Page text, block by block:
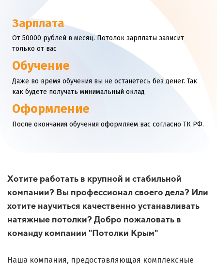
Зарплата
От 50000 рублей в месяц. Потолок зарплаты зависит
только от вас
Обучение
Даже во время обучения вы не останетесь без денег. Так
как будете получать минимальный оклад
Оформление
После окончания обучения оформляем вас согласно ТК РФ.
Хотите работать в крупной и стабильной
компании? Вы профессионал своего дела? Или
хотите научиться качественно устанавливать
натяжные потолки? Добро пожаловать в
команду компании "Потолки Крым"
Наша компания, предоставляющая комплексные